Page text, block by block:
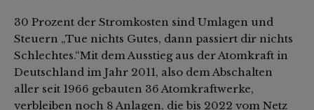
30 Prozent der Stromkosten sind Umlagen und
Steuern „Tue nichts Gutes, dann passiert dir nichts
Schlechtes.“Mit dem Ausstieg aus der Atomkraft in
Deutschland im Jahr 2011, also dem Abschalten
aller seit 1966 gebauten 36 Atomkraftwerke,
verbleiben noch 8 Anlagen, die bis 2022 vom Netz